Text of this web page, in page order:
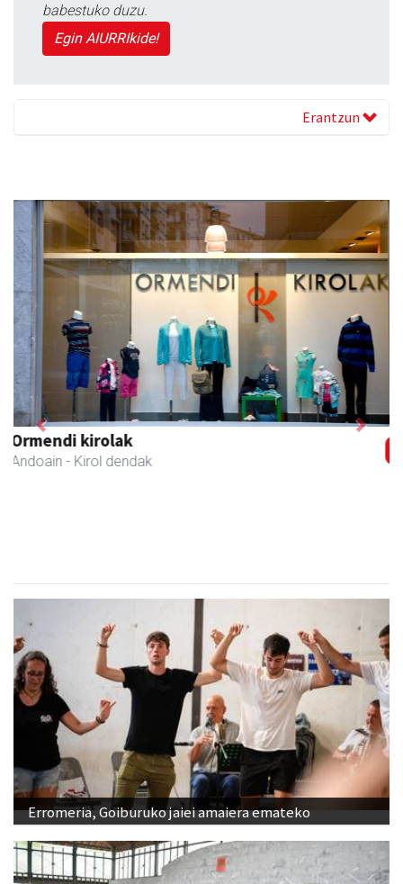
babestuko duzu.
Egin AIURRIkide!
Erantzun
Previous Next
Erromeria, Goiburuko jaiei amaiera emateko